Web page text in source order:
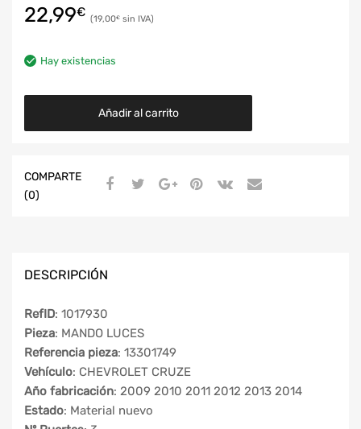
22,99€ 19,00€
Hay existencias
Añadir al carrito
COMPARTE
(0)
DESCRIPCIÓN
RefID: 1017930
Pieza: MANDO LUCES
Referencia pieza: 13301749
Vehículo: CHEVROLET CRUZE
Año fabricación: 2009 2010 2011 2012 2013 2014
Estado: Material nuevo